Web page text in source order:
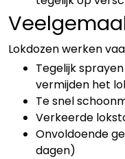
Lokdozen werken
Tegelijk
vermijden het
Te snel
Verkeerde
Onvoldoende
dagen)